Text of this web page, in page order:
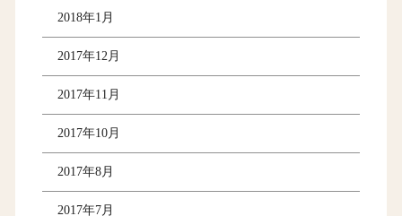
2018年1月
2017年12月
2017年11月
2017年10月
2017年8月
2017年7月